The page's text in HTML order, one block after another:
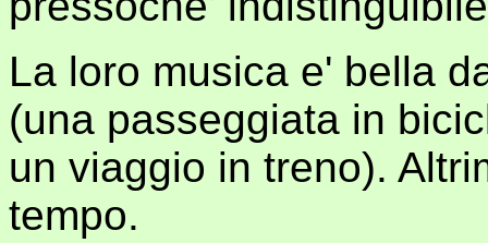
La loro musica e' bella
(una passeggiata in
un viaggio in treno).
tempo.